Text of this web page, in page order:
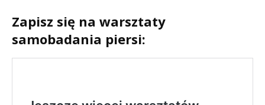
Zapisz się na warsztaty
samobadania piersi: